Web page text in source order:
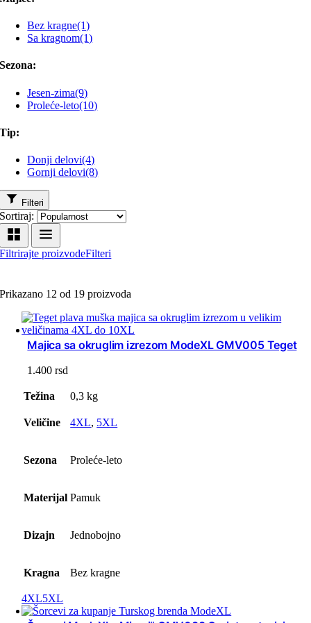
Bez kragne(1)
Sa kragnom(1)
Sezona:
Jesen-zima(9)
Proleće-leto(10)
Tip:
Donji delovi(4)
Gornji delovi(8)
Filteri
Sortiraj:
Filtrirajte proizvodeFilteri
Prikazano 12 od 19 proizvoda
Majica sa okruglim izrezom ModeXL GMV005 Teget
1.400rsd
Težina 0,3 kg
Veličine 4XL, 5XL
Sezona Proleće-leto
Materijal Pamuk
Dizajn Jednobojno
Kragna Bez kragne
4XL5XL